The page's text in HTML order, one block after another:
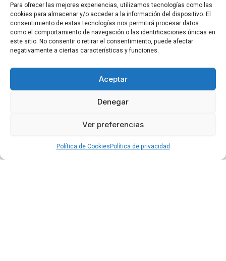
Para ofrecer las mejores experiencias, utilizamos tecnologías como las
cookies para almacenar y/o acceder a la información del dispositivo. El
consentimiento de estas tecnologías nos permitirá procesar datos
como el comportamiento de navegación o las identificaciones únicas en
este sitio. No consentir o retirar el consentimiento, puede afectar
negativamente a ciertas características y funciones.
Aceptar
Denegar
Ver preferencias
Política de CookiesPolítica de privacidad
Saber más